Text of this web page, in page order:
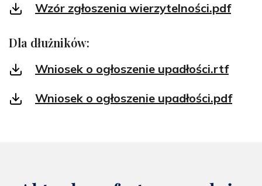
Wzór zgłoszenia wierzytelności.pdf
Dla dłużników:
Wniosek o ogłoszenie upadłości.rtf
Wniosek o ogłoszenie upadłości.pdf